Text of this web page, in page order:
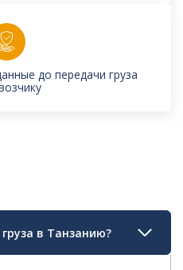
до передачи груза
в Танзанию?